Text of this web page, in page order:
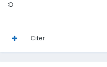
:D
Citer